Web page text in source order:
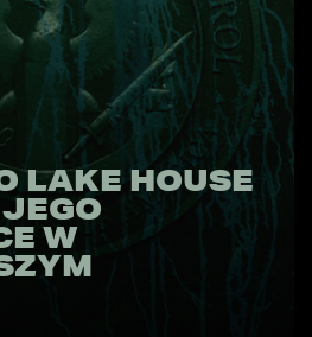
LAKE HOUSE
W